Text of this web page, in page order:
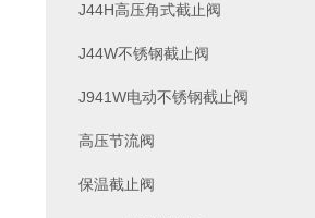
J44H高压角式截止阀
J44W不锈钢截止阀
J941W电动不锈钢截止阀
高压节流阀
保温截止阀